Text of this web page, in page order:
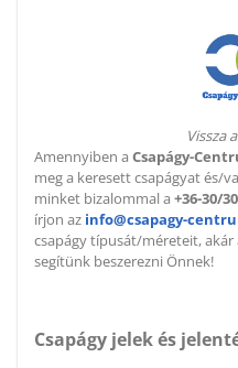
Vissza
Amennyiben a Csapágy-
meg a keresett csapágyat és/
minket bizalommal a +36-30/
írjon az info@csapagy-
csapágy típusát/méreteit,
segítünk beszerezni Önnek!
Csapágy jelek és